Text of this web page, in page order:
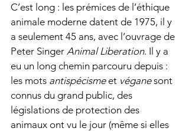
C’est long : les prémices de l’éthique
animale moderne datent de 1975, il y
a seulement 45 ans, avec l’ouvrage de
Peter Singer Animal Liberation. Il y a
eu un long chemin parcouru depuis :
les mots antispécisme et végane sont
connus du grand public, des
législations de protection des
animaux ont vu le jour (même si elles